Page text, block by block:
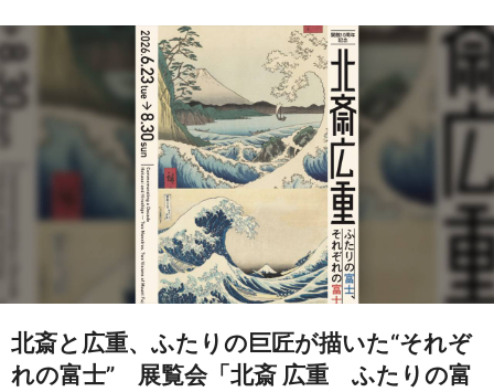
北斎と広重、ふたりの巨匠が描いた“それぞ
れの富士” 展覧会「北斎 広重 ふたりの富